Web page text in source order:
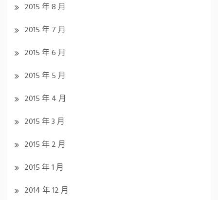
2015 年 8 月
2015 年 7 月
2015 年 6 月
2015 年 5 月
2015 年 4 月
2015 年 3 月
2015 年 2 月
2015 年 1 月
2014 年 12 月